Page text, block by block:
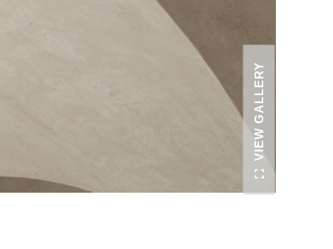
VIEW GALLERY